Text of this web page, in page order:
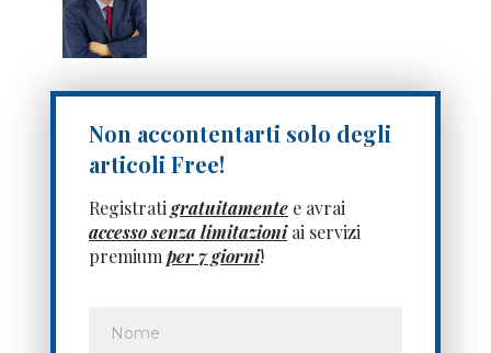
Non accontentarti solo degli
articoli Free!
Registrati gratuitamente e avrai
accesso senza limitazioniai servizi
premium per 7 giorni!